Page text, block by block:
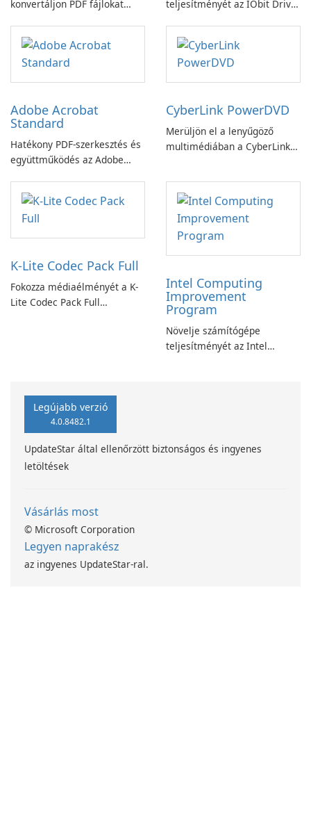
konvertáljon PDF fájlokat
teljesítményét az IObit Driver
Adobe Acrobat
Standard
Hatékony PDF-szerkesztés és
együttműködés az Adobe
alkalmazással.
CyberLink PowerDVD
Merüljön el a lenyűgöző
multimédiában a CyberLink
K-Lite Codec Pack Full
Fokozza médiaélményét a K-
Lite Codec Pack Full
Intel Computing
Improvement
Program
Növelje számítógépe
teljesítményét az Intel
Legújabb verzió
4.0.8482.1
UpdateStar által ellenőrzött biztonságos és ingyenes
letöltések
Vásárlás most
© Microsoft Corporation
Legyen naprakész
az ingyenes UpdateStar-ral.